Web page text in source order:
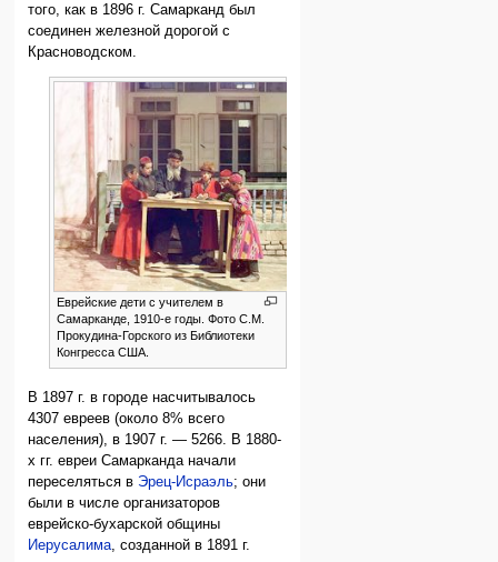
того, как в 1896 г. Самарканд был
соединен железной дорогой с
Красноводском.
Еврейские дети с учителем в
Самарканде, 1910-е годы. Фото С.М.
Прокудина-Горского из Библиотеки
Конгресса США.
В 1897 г. в городе насчитывалось
4307 евреев (около 8% всего
населения), в 1907 г. — 5266. В 1880-
х гг. евреи Самарканда начали
переселяться в Эрец-Исраэль; они
были в числе организаторов
еврейско-бухарской общины
Иерусалима, созданной в 1891 г.